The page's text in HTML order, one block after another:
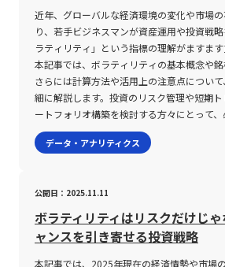
近年、グローバルな経済環境の変化や市場
り、若手ビジネスマンが資産運用や投資戦
ラティリティ」という指標の理解がますます
本記事では、ボラティリティの基本概念や銘
さらには計算方法や活用上の注意点につい
細に解説します。投資のリスク管理や短期
ートフォリオ構築を検討する方々にとって
となるでしょう。 ボラティリティとは ボラティリティとは、金融
市場における価格変動の度合いを示す指標で
を数値化したもので、一般にパーセンテージ
で表現されます。例えば、ボラティリティが
大幅な値動きを見せることが多く、そのた
ンと評価される一方、ボラティリティが低い
推移を示し、ローリスクローリターンと見
データ・アナリティクス
公開日：2025.11.11
ボラティリティはリスクだけじ
ャンスを引き寄せる投資戦略
本記事では、2025年現在の経済情勢や市場